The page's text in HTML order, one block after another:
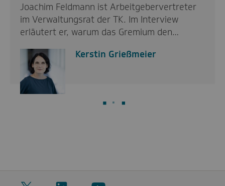
Joachim Feldmann ist Arbeitgebervertreter
im Verwaltungsrat der TK. Im Interview
erläutert er, warum das Gremium den…
Kerstin Grießmeier
Twitter LinkedIn